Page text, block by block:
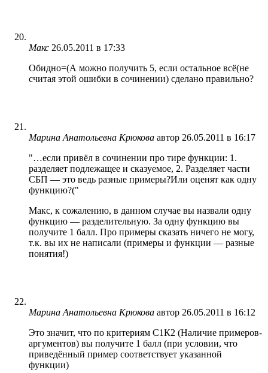
Макс 26.05.2011 в 17:33
Обидно=(А можно получить 5, если остальное всё(не
считая этой ошибки в сочинении) сделано правильно?
Марина Анатольевна Крюкова автор 26.05.2011 в 16:17
"…если привёл в сочинении про тире функции: 1.
разделяет подлежащее и сказуемое, 2. Разделяет части
СБП — это ведь разные примеры?Или оценят как одну
функцию?("
Макс, к сожалению, в данном случае вы назвали одну
функцию — разделительную. За одну функцию вы
получите 1 балл. Про примеры сказать ничего не могу,
т.к. вы их не написали (примеры и функции — разные
понятия!)
Марина Анатольевна Крюкова автор 26.05.2011 в 16:12
Это значит, что по критериям С1К2 (Наличие примеров-
аргументов) вы получите 1 балл (при условии, что
приведённый пример соответствует указанной
функции)